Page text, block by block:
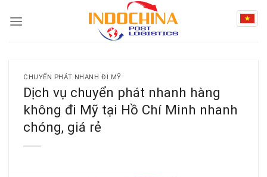
CHUYỂN PHÁT NHANH ĐI MỸ
Dịch vụ chuyển phát nhanh hàng
không đi Mỹ tại Hồ Chí Minh nhanh
chóng, giá rẻ